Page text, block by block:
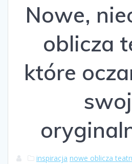
Nowe,
oblicza
które
inspiracja nowe oblicza